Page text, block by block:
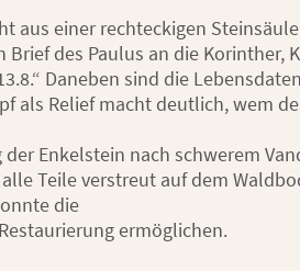
aus einer rechteckigen
Brief des Paulus an die Korinther,
Daneben sind die
als Relief macht deutlich, wem
Enkelstein nach schwerem
Teile verstreut auf dem
die
ermöglichen.